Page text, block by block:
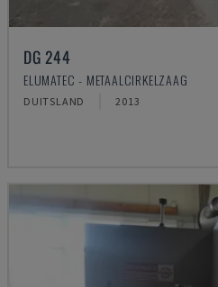
DG 244
ELUMATEC - METAALCIRKELZAAG
DUITSLAND 2013